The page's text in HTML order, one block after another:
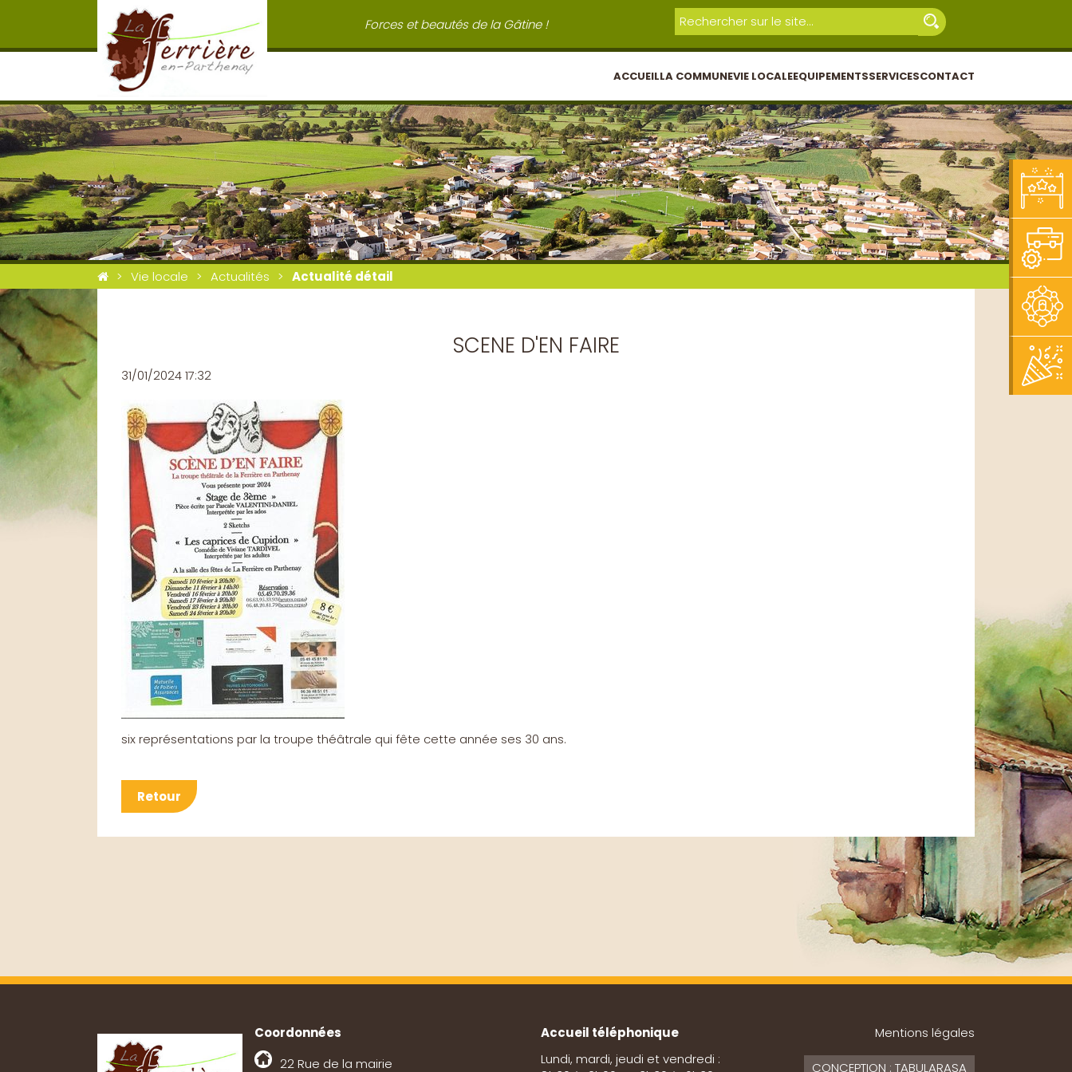
Forces et beautés de la Gâtine !
ACCUEILLA COMMUNEVIE LOCALEEQUIPEMENTSSERVICESCONTACT
Vie locale Actualités Actualité détail
SCENE D'EN FAIRE
31/01/2024 17:32
six représentations par la troupe théâtrale qui fête cette année ses 30 ans.
Retour
Coordonnées
22 Rue de la mairie
Accueil téléphonique
Lundi, mardi, jeudi et vendredi :
Mentions légales
CONCEPTION : TABULARASA